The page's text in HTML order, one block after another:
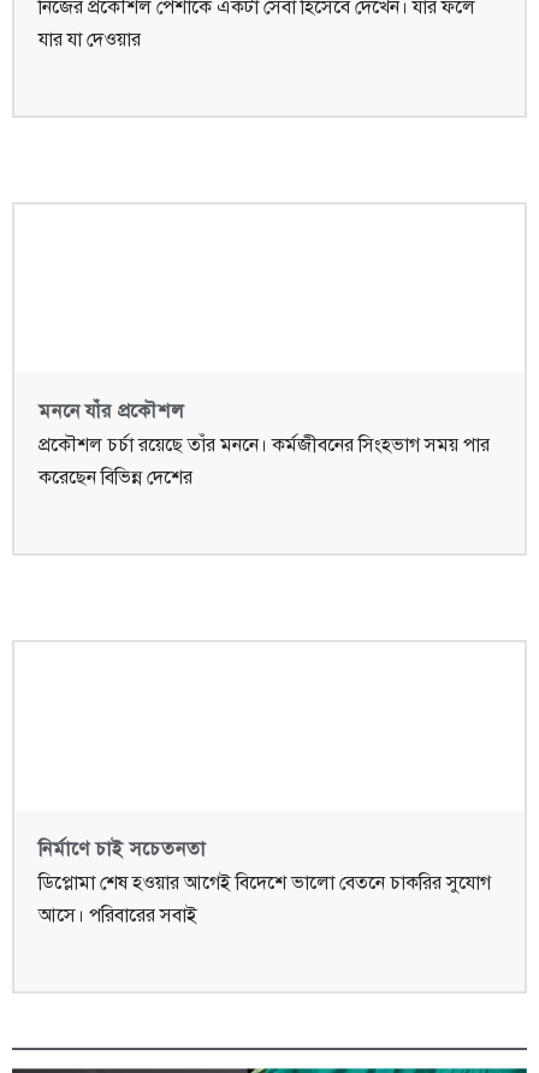
নিজের প্রকৌশল পেশাকে একটা সেবা হিসেবে দেখেন। যার ফলে
যার যা দেওয়ার
মননে যাঁর প্রকৌশল
প্রকৌশল চর্চা রয়েছে তাঁর মননে। কর্মজীবনের সিংহভাগ সময় পার
করেছেন বিভিন্ন দেশের
নির্মাণে চাই সচেতনতা
ডিপ্লোমা শেষ হওয়ার আগেই বিদেশে ভালো বেতনে চাকরির সুযোগ
আসে। পরিবারের সবাই